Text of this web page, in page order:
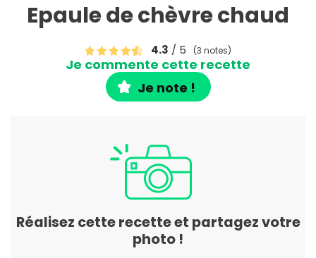
Epaule de chèvre chaud
4.3 / 5 (3 notes)
Je commente cette recette
Je note !
Réalisez cette recette et partagez votre
photo !